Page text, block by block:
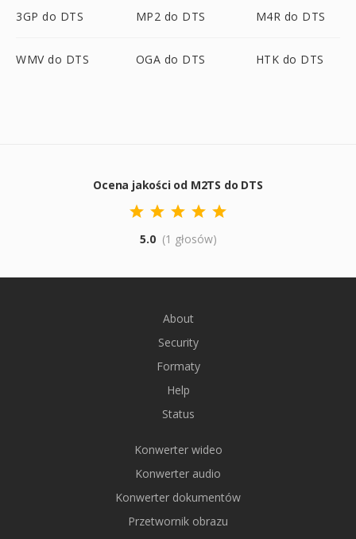
3GP do DTS MP2 do DTS M4R do DTS
WMV do DTS OGA do DTS HTK do DTS
Ocena jakości od M2TS do DTS
5.0 (1 głosów)
About
Security
Formaty
Help
Status
Konwerter wideo
Konwerter audio
Konwerter dokumentów
Przetwornik obrazu